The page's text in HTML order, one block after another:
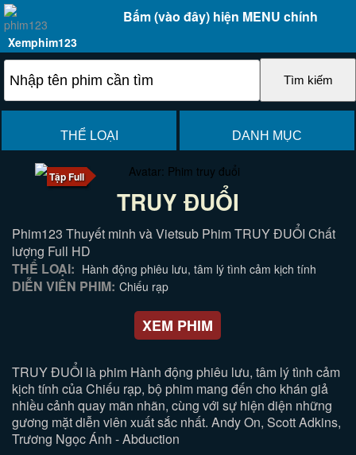
Bấm (vào đây) hiện MENU chính
Xemphim123
THỂ LOẠI DANH MỤC
Tập Full
TRUY ĐUỔI
Phim123 Thuyết minh và Vietsub Phim TRUY ĐUỔI Chất
lượng Full HD
THỂ LOẠI: Hành động phiêu lưu, tâm lý tình cảm kịch tính
DIỄN VIÊN PHIM: Chiếu rạp
XEM PHIM
TRUY ĐUỔI là phim Hành động phiêu lưu, tâm lý tình cảm
kịch tính của Chiếu rạp, bộ phim mang đến cho khán giả
nhiều cảnh quay mãn nhãn, cùng với sự hiện diện những
gương mặt diễn viên xuất sắc nhất. Andy On, Scott Adkins,
Trương Ngọc Ánh - Abduction